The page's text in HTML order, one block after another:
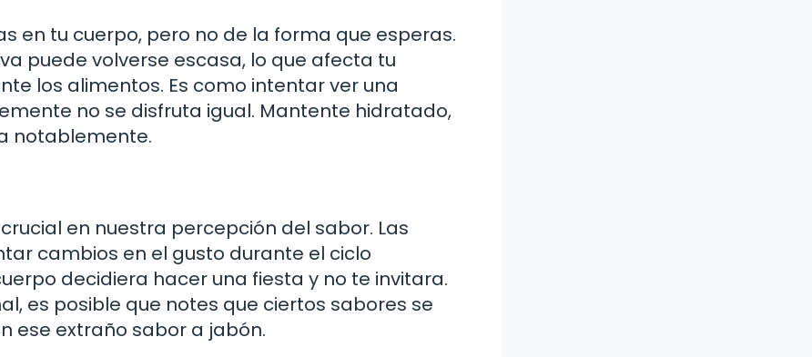
en tu cuerpo, pero no de la forma que esperas.
puede volverse escasa, lo que afecta tu
los alimentos. Es como intentar ver una
no se disfruta igual. Mantente hidratado,
notablemente.
en nuestra percepción del sabor. Las
cambios en el gusto durante el ciclo
decidiera hacer una fiesta y no te invitara.
es posible que notes que ciertos sabores se
ese extraño sabor a jabón.